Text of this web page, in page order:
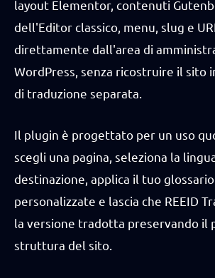
layout Elementor, contenuti
dell'Editor classico, menu, slug e
direttamente dall'area di
WordPress, senza ricostruire il sito
di traduzione separata.
Il plugin è progettato per un uso
scegli una pagina, seleziona la
destinazione, applica il tuo
personalizzate e lascia che REEID
la versione tradotta preservando il
struttura del sito.